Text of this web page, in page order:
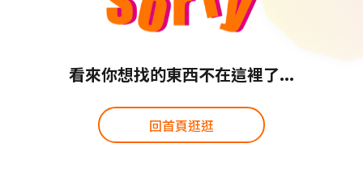
看來你想找的東西不在這裡了...
回首頁逛逛